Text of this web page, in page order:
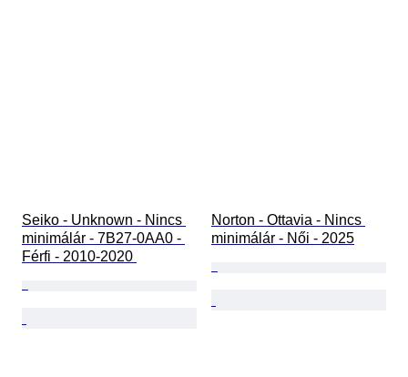
Seiko - Unknown - Nincs
minimálár - 7B27-0AA0 -
Férfi - 2010-2020
Norton - Ottavia - Nincs
minimálár - Női - 2025